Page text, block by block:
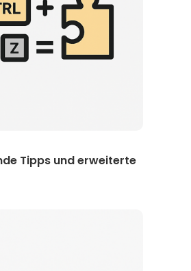
Tipps und erweiterte